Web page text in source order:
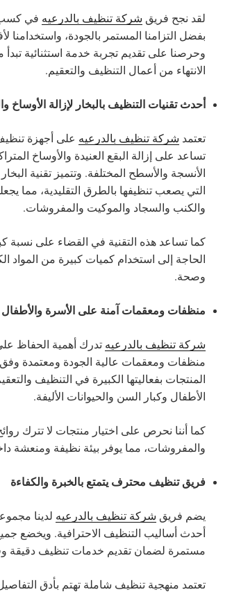
لقد نجح فريق شركة تنظيف بالدرعيه في كسب
بفضل التزامنا المستمر بالجودة، واستخدامنا
وحرصنا على تقديم تجربة خدمة استثنائية
الانتهاء من أعمال التنظيف والتعقيم.
أحدث تقنيات التنظيف بالبخار لإزالة الأوساخ
تعتمد شركة تنظيف بالدرعيه على أجهزة
تساعد على إزالة البقع العنيدة والأوساخ
الأنسجة والأسطح المختلفة. وتتميز تقنية
التي يصعب تنظيفها بالطرق التقليدية، مما
والكنب والسجاد والموكيت والمفروشات.
كما تساعد هذه التقنية في القضاء على نسبة
الحاجة إلى استخدام كميات كبيرة من المواد
وصحة.
منظفات ومعقمات آمنة على الأسرة والأطفال
شركة تنظيف بالدرعيه تدرك أهمية الحفاظ
منظفات ومعقمات عالية الجودة ومعتمدة وفق
المنتجات بفعاليتها الكبيرة في التنظيف
الأطفال وكبار السن والحيوانات الأليفة.
كما أننا نحرص على اختيار منتجات لا تترك
والمفروشات، مما يوفر بيئة نظيفة ومنعشة
فريق تنظيف محترف يتمتع بالخبرة والكفاءة
يضم فريق شركة تنظيف بالدرعيه لدينا
أحدث أساليب التنظيف الاحترافية. ويخضع
مستمرة لضمان تقديم خدمات تنظيف دقيقة
تعتمد منهجية تنظيف شاملة تهتم بأدق